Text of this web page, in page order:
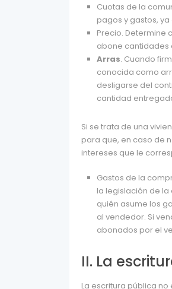
Cuotas de la
pagos y gastos,
Precio. Determine
abone cantidades
Arras. Cuando
conocida como
desligarse del
cantidad
Si se trata de una
para que, en caso de
intereses que le
Gastos de la
la legislación de
quién asume los
al vendedor. Si
abonados por el
II. La
La escritura pública